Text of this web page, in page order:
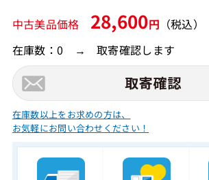
中古美品価格 28,600円 （税込）
在庫数：0 → 取寄確認します
在庫数以上をお求めの方は、
お気軽にお問い合わせください！